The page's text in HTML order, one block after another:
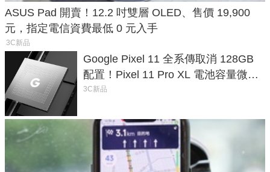
ASUS Pad 開賣！12.2 吋雙層 OLED、售價 19,900
元，指定電信資費最低 0 元入手
3C新品
Google Pixel 11 全系傳取消 128GB
配置！Pixel 11 Pro XL 電池容量微降
1.6%
3C新品